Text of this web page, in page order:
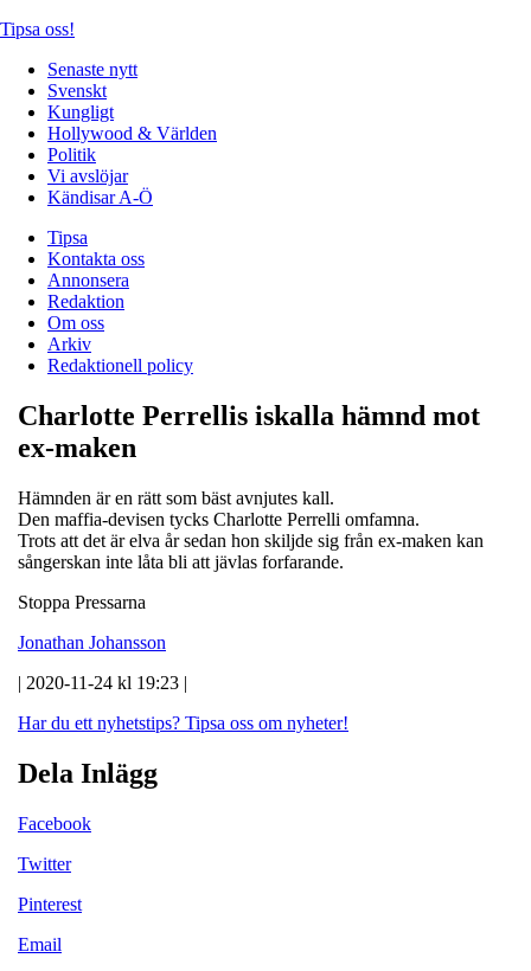
Tipsa oss!
Senaste nytt
Svenskt
Kungligt
Hollywood & Världen
Politik
Vi avslöjar
Kändisar A-Ö
Tipsa
Kontakta oss
Annonsera
Redaktion
Om oss
Arkiv
Redaktionell policy
Charlotte Perrellis iskalla hämnd mot
ex-maken
Hämnden är en rätt som bäst avnjutes kall.
Den maffia-devisen tycks Charlotte Perrelli omfamna.
Trots att det är elva år sedan hon skiljde sig från ex-maken kan
sångerskan inte låta bli att jävlas forfarande.
Stoppa Pressarna
Jonathan Johansson
| 2020-11-24 kl 19:23 |
Har du ett nyhetstips? Tipsa oss om nyheter!
Dela Inlägg
Facebook
Twitter
Pinterest
Email